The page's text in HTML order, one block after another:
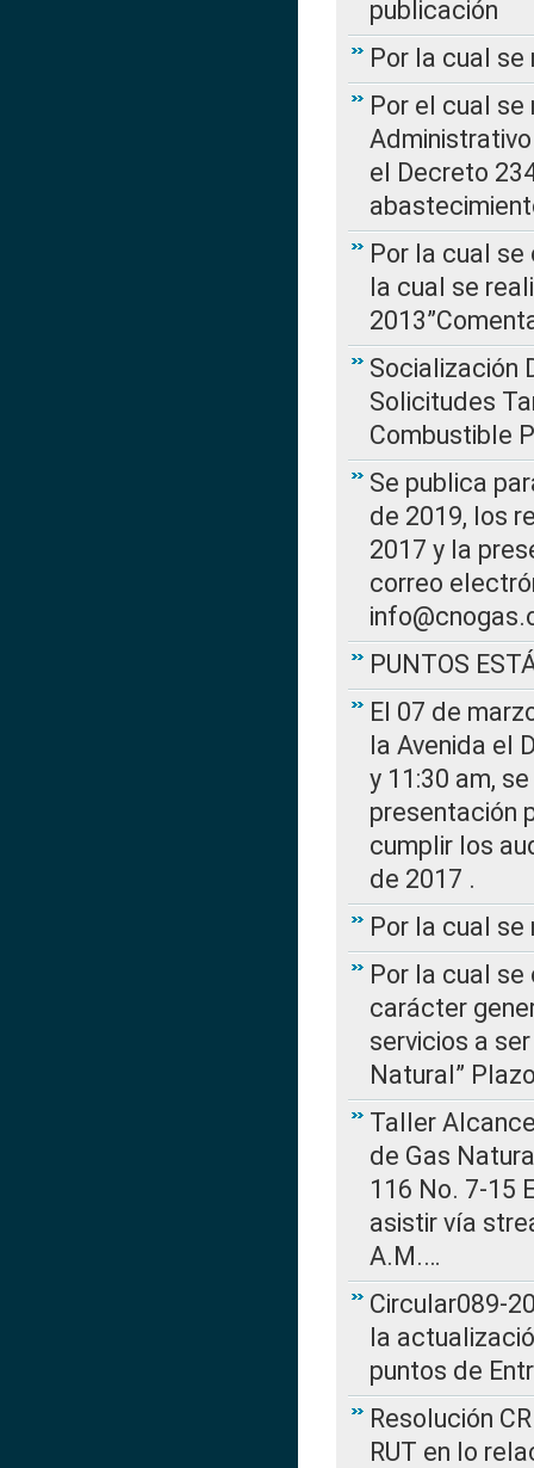
publicación
Por la cual se
Por el cual
el Decreto
Por la cual se
la cual se
Socialización
Solicitudes
Combustible
Se publica
de 2019, los
2017 y la
correo
PUNTOS
El 07 de
la Avenida el
y 11:30 am,
presentación
cumplir los
de 2017 .
Por la cual se
Por la cual
carácter
servicios a
Natural”
Taller
de Gas
116 No. 7-15
asistir vía
A.M.…
Circular089-
la
puntos de
Resolución
RUT en lo